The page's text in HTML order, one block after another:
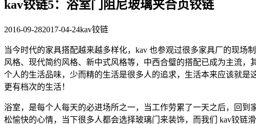
kav铰链5：浴室门阻尼玻璃夹合页铰链
2016-09-282017-04-24kav铰链
当今时代的家具搭配越来越多样化，kav 也参观过很多家具厂的现
风格、现代简约风格、新中式风格等，中西合璧的搭配已成为主流
个人的生活品味，少而精的生活是很多人的追求，生活本来应该就是
更有档次的生活！
浴室，是每个人每天的必进场所之一，当工作劳累了一天之后，回
松愉快的心情，当下很多人都会选择玻璃门来装饰，而我们 kav铰